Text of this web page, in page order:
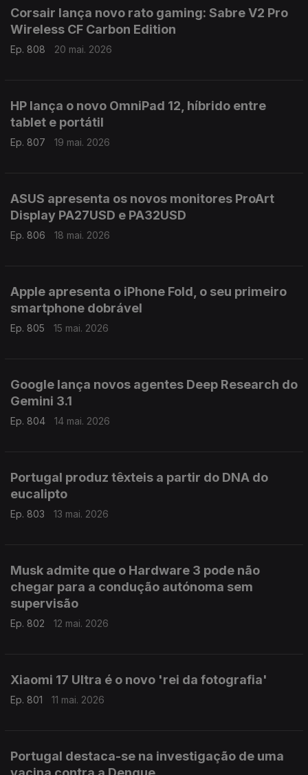
Corsair lança novo rato gaming: Sabre V2 Pro
Wireless CF Carbon Edition
Ep. 808 20 mai. 2026
HP lança o novo OmniPad 12, híbrido entre
tablet e portátil
Ep. 807 19 mai. 2026
ASUS apresenta os novos monitores ProArt
Display PA27USD e PA32USD
Ep. 806 18 mai. 2026
Apple apresenta o iPhone Fold, o seu primeiro
smartphone dobrável
Ep. 805 15 mai. 2026
Google lança novos agentes Deep Research do
Gemini 3.1
Ep. 804 14 mai. 2026
Portugal produz têxteis a partir do DNA do
eucalipto
Ep. 803 13 mai. 2026
Musk admite que o Hardware 3 pode não
chegar para a condução autónoma sem
supervisão
Ep. 802 12 mai. 2026
Xiaomi 17 Ultra é o novo 'rei da fotografia'
Ep. 801 11 mai. 2026
Portugal destaca-se na investigação de uma